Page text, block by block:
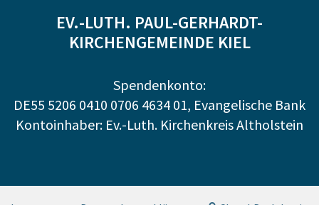
EV.-LUTH. PAUL-GERHARDT-
KIRCHENGEMEINDE KIEL
Spendenkonto:
DE55 5206 0410 0706 4634 01, Evangelische Bank
Kontoinhaber: Ev.-Luth. Kirchenkreis Altholstein